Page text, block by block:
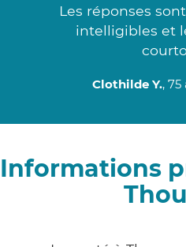
Les réponses
intelligibles et
Clothilde Y.,
Informations